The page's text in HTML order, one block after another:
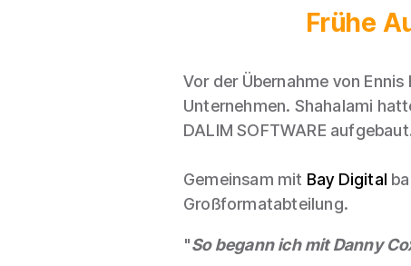
Frühe
Vor der Übernahme von
Unternehmen. Shahalami
DALIM SOFTWARE
Gemeinsam mit Bay Digital
Großformatabteilung.
"So begann ich mit Danny